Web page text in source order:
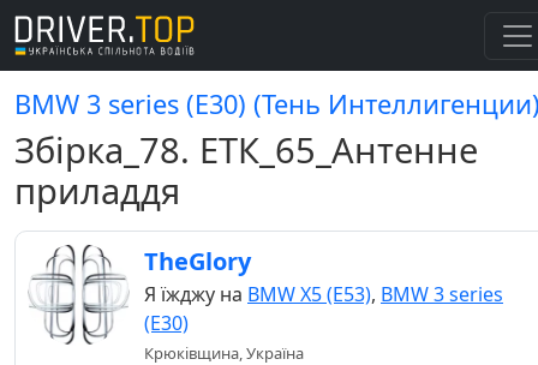
BMW 3 series (E30) (Тень
Збірка_78. ЕТК_65_Антенне
приладдя
TheGlory
Я їжджу на BMW X5 (E53), BMW 3 series
(E30)
Крюківщина, Україна